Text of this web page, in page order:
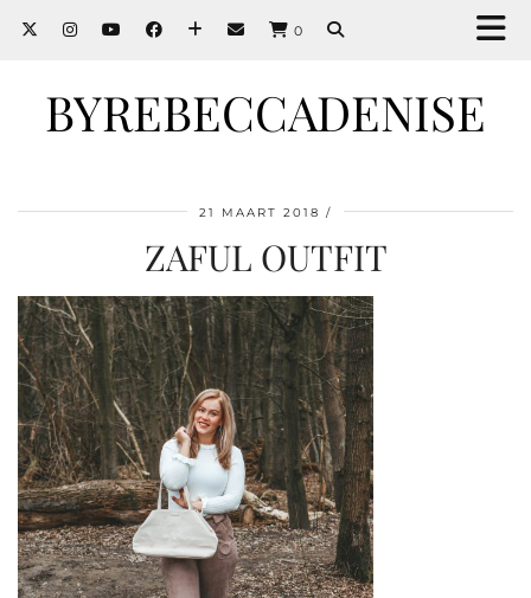
0
BYREBECCADENISE
21 MAART 2018
ZAFUL OUTFIT